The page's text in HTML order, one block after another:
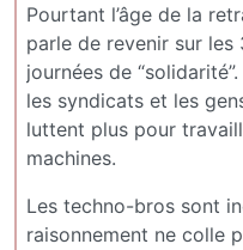
Pourtant l’âge de la
parle de revenir sur
journées de
les syndicats et les
luttent plus pour
machines.
Les techno-bros sont
raisonnement ne colle